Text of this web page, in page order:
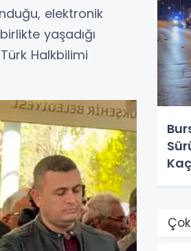
elektronik
yaşadığı
Halkbilimi